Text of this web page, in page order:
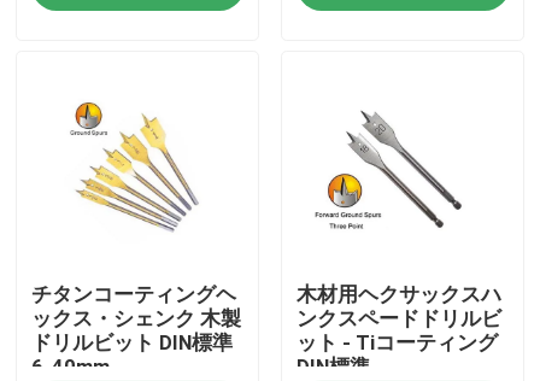
プロダクト
私達について
品質管理
チタンコーティングヘ
ックス・シェンク 木製
ドリルビット DIN標準
6-40mm
木材用ヘクサックスハ
ンクスペードドリルビ
ット - Tiコーティング
DIN標準